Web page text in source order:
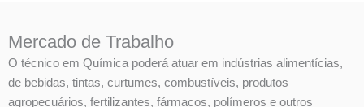
Mercado de Trabalho
O técnico em Química poderá atuar em indústrias alimentícias,
de bebidas, tintas, curtumes, combustíveis, produtos
agropecuários, fertilizantes, fármacos, polímeros e outros